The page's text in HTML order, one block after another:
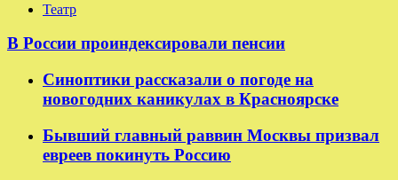
Театр
В России проиндексировали пенсии
Синоптики рассказали о погоде на
новогодних каникулах в Красноярске
Бывший главный раввин Москвы призвал
евреев покинуть Россию